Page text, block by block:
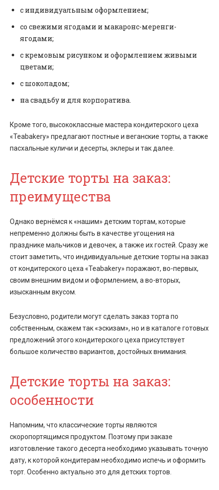
с индивидуальным оформлением;
со свежими ягодами и макаронс-меренги-
ягодами;
с кремовым рисунком и оформлением живыми
цветами;
с шоколадом;
на свадьбу и для корпоратива.
Кроме того, высококлассные мастера кондитерского цеха
«Teabakery» предлагают постные и веганские торты, а также
пасхальные куличи и десерты, эклеры и так далее.
Детские торты на заказ:
преимущества
Однако вернёмся к «нашим» детским тортам, которые
непременно должны быть в качестве угощения на
празднике мальчиков и девочек, а также их гостей. Сразу же
стоит заметить, что индивидуальные детские торты на заказ
от кондитерского цеха «Teabakery» поражают, во-первых,
своим внешним видом и оформлением, а во-вторых,
изысканным вкусом.
Безусловно, родители могут сделать заказ торта по
собственным, скажем так «эскизам», но и в каталоге готовых
предложений этого кондитерского цеха присутствует
большое количество вариантов, достойных внимания.
Детские торты на заказ:
особенности
Напомним, что классические торты являются
скоропортящимся продуктом. Поэтому при заказе
изготовление такого десерта необходимо указывать точную
дату, к которой кондитерам необходимо испечь и оформить
торт. Особенно актуально это для детских тортов.